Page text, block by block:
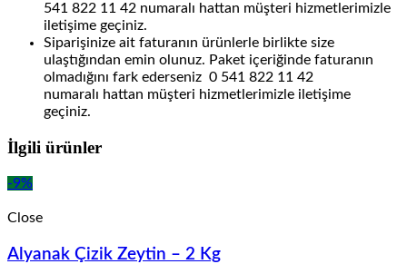
541 822 11 42 numaralı hattan müşteri hizmetlerimizle
iletişime geçiniz.
Siparişinize ait faturanın ürünlerle birlikte size
ulaştığından emin olunuz. Paket içeriğinde faturanın
olmadığını fark ederseniz 0 541 822 11 42
numaralı hattan müşteri hizmetlerimizle iletişime
geçiniz.
İlgili ürünler
-9%
Close
Alyanak Çizik Zeytin – 2 Kg